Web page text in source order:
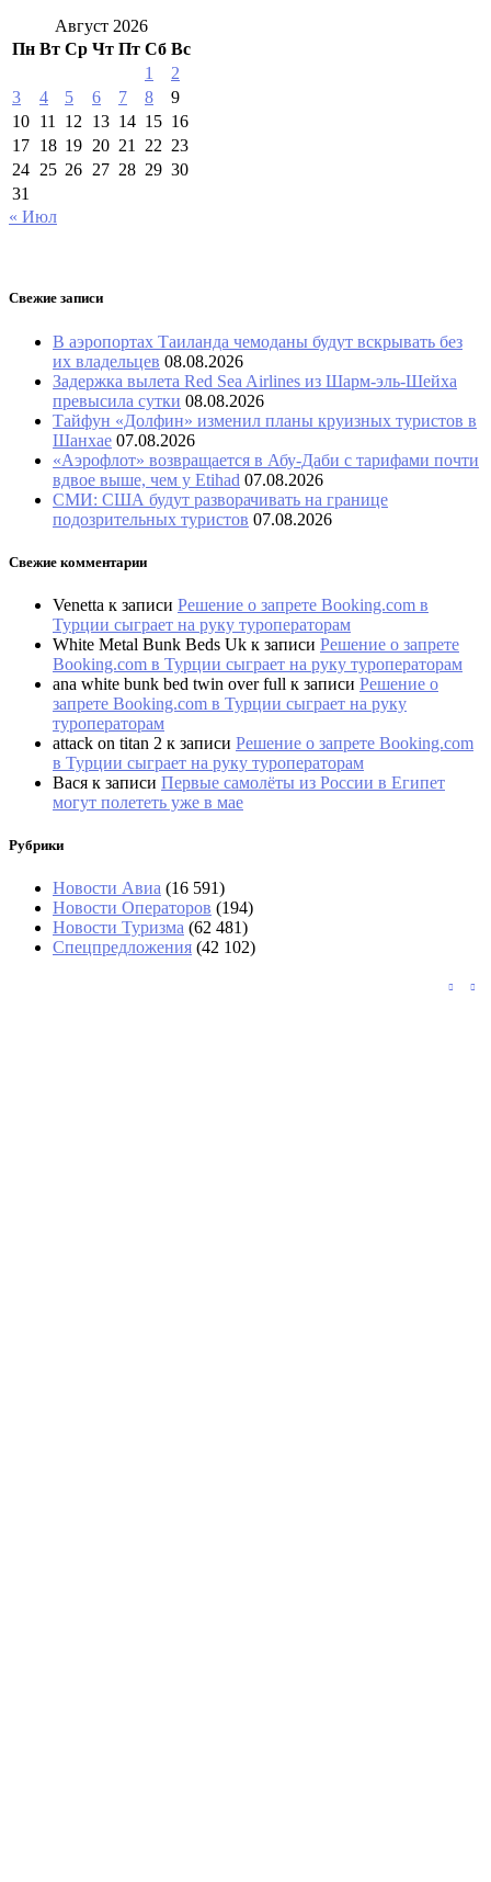
Август 2026
Пн Вт Ср Чт Пт Сб Вс
1
2
3
4 5 6 7 8
9
10 11 12 13 14 15 16
17 18 19 20 21 22 23
24 25 26 27 28 29 30
31
« Июл
Свежие записи
В аэропортах Таиланда чемоданы будут вскрывать без
их владельцев 08.08.2026
Задержка вылета Red Sea Airlines из Шарм-эль-Шейха
превысила сутки 08.08.2026
Тайфун «Долфин» изменил планы круизных туристов в
Шанхае 07.08.2026
«Аэрофлот» возвращается в Абу-Даби с тарифами почти
вдвое выше, чем у Etihad 07.08.2026
СМИ: США будут разворачивать на границе
подозрительных туристов 07.08.2026
Свежие комментарии
Venetta к записи Решение о запрете Booking.com в
Турции сыграет на руку туроператорам
White Metal Bunk Beds Uk к записи Решение о запрете
Booking.com в Турции сыграет на руку туроператорам
ana white bunk bed twin over full к записи Решение о
запрете Booking.com в Турции сыграет на руку
туроператорам
attack on titan 2 к записи Решение о запрете Booking.com
в Турции сыграет на руку туроператорам
Вася к записи Первые самолёты из России в Египет
могут полететь уже в мае
Рубрики
Новости Авиа (16 591)
Новости Операторов (194)
Новости Туризма (62 481)
Спецпредложения (42 102)